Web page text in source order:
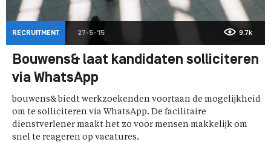
RECRUITMENT 27-5-'15 9.7k
Bouwens& laat kandidaten solliciteren
via WhatsApp
bouwens& biedt werkzoekenden voortaan de mogelijkheid
om te solliciteren via WhatsApp. De facilitaire
dienstverlener maakt het zo voor mensen makkelijk om
snel te reageren op vacatures.